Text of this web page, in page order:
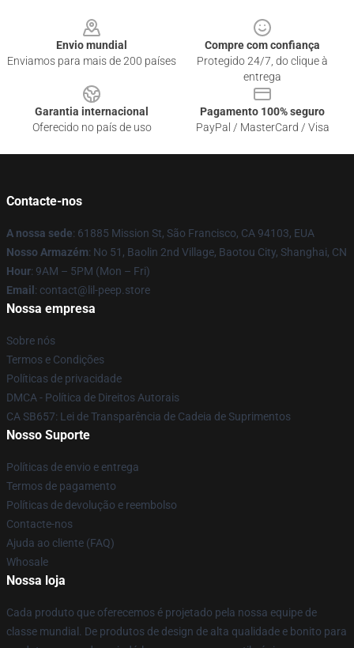
Envio mundial
Enviamos para mais de 200 países
Compre com confiança
Protegido 24/7, do clique à
entrega
Garantia internacional
Oferecido no país de uso
Pagamento 100% seguro
PayPal / MasterCard / Visa
Contacte-nos
A nossa sede: 61885 Mission St, São Francisco, CA 94103, EUA
Nosso Armazém: No 51, Baolin 2nd Village, Baotou City, Shanghai, CN
Hour: 9AM – 5PM (Mon – Fri)
Email : contact@lil-peep.store
Nossa empresa
Sobre nós
Termos e Condições
Políticas de privacidade
DMCA - Política de Direitos Autorais
CA SB657: Lei de Transparência de Cadeia de Suprimentos
Nosso Suporte
Políticas de envio e entrega
Termos de pagamento
Políticas de devolução e reembolso
Contacte-nos
Ajuda ao cliente (FAQ)
Whosale
Nossa loja
Cada produto que oferecemos é projetado pela nossa equipe de
classe mundial. De produtos de design de alta qualidade e bonito para